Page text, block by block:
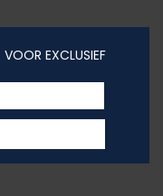
EXCLUSIEF